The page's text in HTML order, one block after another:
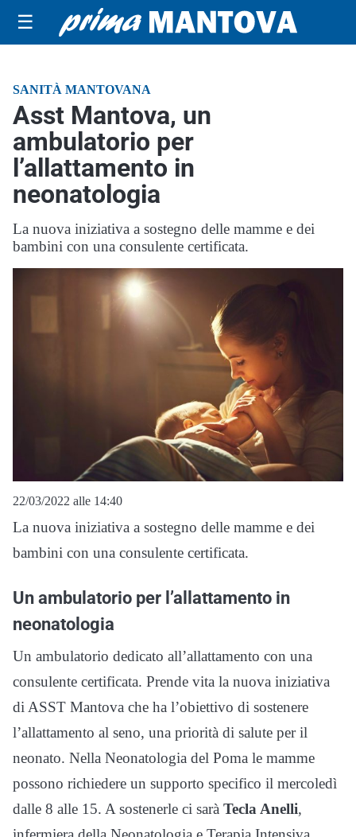
☰
SANITÀ MANTOVANA
Asst Mantova, un
ambulatorio per
l’allattamento in
neonatologia
La nuova iniziativa a sostegno delle mamme e dei
bambini con una consulente certificata.
22/03/2022 alle 14:40
La nuova iniziativa a sostegno delle mamme e dei
bambini con una consulente certificata.
Un ambulatorio per l’allattamento in
neonatologia
Un ambulatorio dedicato all’allattamento con una
consulente certificata. Prende vita la nuova iniziativa
di ASST Mantova che ha l’obiettivo di sostenere
l’allattamento al seno, una priorità di salute per il
neonato. Nella Neonatologia del Poma le mamme
possono richiedere un supporto specifico il mercoledì
dalle 8 alle 15. A sostenerle ci sarà Tecla Anelli,